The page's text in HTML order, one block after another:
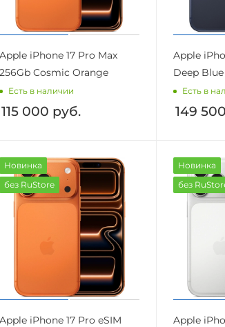
Apple iPhone 17 Pro Max
256Gb Cosmic Orange
Есть в наличии
115 000 руб.
Apple
Deep Blue
Есть в
149 500
Новинка
без RuStore
Apple iPhone 17 Pro eSIM
Новинка
без
Apple